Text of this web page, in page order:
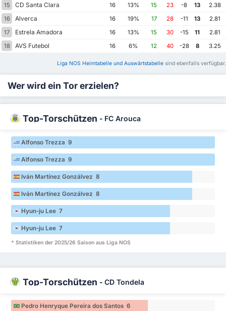
15
CD Santa Clara 16 13% 15 23 -8 13
2.38
16
Alverca 16 19% 17 28 -11 13
2.81
17
Estrela Amadora 16 13% 15 30 -15 11
2.81
18
AVS Futebol 16 6% 12 40 -28 8 3.25
Liga NOS Heimtabelle und Auswärtstabelle sind ebenfalls verfügbar.
Wer wird ein Tor erzielen?
Top-Torschützen - FC Arouca
Alfonso Trezza 9
Alfonso Trezza 9
Iván Martínez Gonzálvez 8
Iván Martínez Gonzálvez 8
Hyun-ju Lee 7
Hyun-ju Lee 7
* Statistiken der 2025/26 Saison aus Liga NOS
Top-Torschützen - CD Tondela
Pedro Henryque Pereira dos Santos 6